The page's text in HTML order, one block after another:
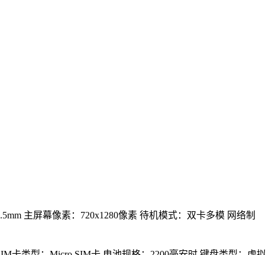
主屏幕像素：720x1280像素 待机模式：双卡多模 网络制